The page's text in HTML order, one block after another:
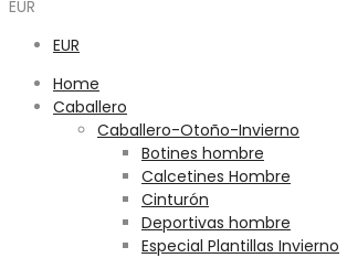
EUR
EUR
Home
Caballero
Caballero-Otoño-Invierno
Botines hombre
Calcetines Hombre
Cinturón
Deportivas hombre
Especial Plantillas Invierno